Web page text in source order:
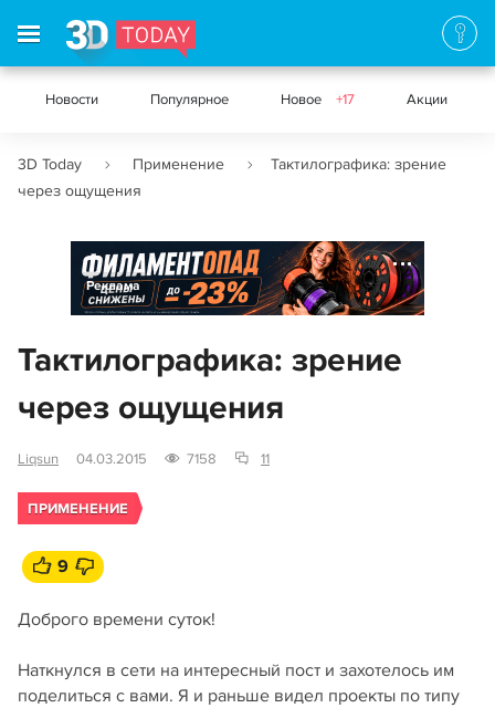
Новости Популярное Новое +17 Акции
3D Today Применение
Тактилографика: зрение
через ощущения
Реклама
Тактилографика: зрение
через ощущения
Liqsun 04.03.2015 7158 11
ПРИМЕНЕНИЕ
9
Доброго времени суток!
Наткнулся в сети на интересный пост и захотелось им
поделиться с вами. Я и раньше видел проекты по типу